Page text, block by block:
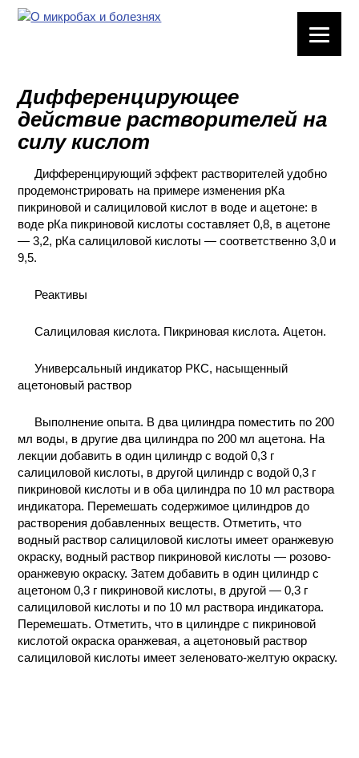
ХИМИЧЕСКАЯ
ПОСУДА
ФАКТОРЫ
МЕТОДЫ
ПРАКТИЧЕСКОЙ
ХИМИИ
ТЕХНОЛОГИЯ
КОНТАКТЫ
Дифференцирующее
действие растворителей на
силу кислот
Дифференцирующий эффект растворителей удобно
продемонстрировать на примере изменения рКа
пикриновой и салициловой кислот в воде и ацетоне: в
воде рКа пикриновой кислоты составляет 0,8, в ацетоне
— 3,2, рКа салициловой кислоты — соответственно 3,0 и
9,5.
Реактивы
Салициловая кислота. Пикриновая кислота. Ацетон.
Универсальный индикатор РКС, насыщенный
ацетоновый раствор
Выполнение опыта. В два цилиндра поместить по 200
мл воды, в другие два цилиндра по 200 мл ацетона. На
лекции добавить в один цилиндр с водой 0,3 г
салициловой кислоты, в другой цилиндр с водой 0,3 г
пикриновой кислоты и в оба цилиндра по 10 мл раствора
индикатора. Перемешать содержимое цилиндров до
растворения добавленных веществ. Отметить, что
водный раствор салициловой кислоты имеет оранжевую
окраску, водный раствор пикриновой кислоты — розово-
оранжевую окраску. Затем добавить в один цилиндр с
ацетоном 0,3 г пикриновой кислоты, в другой — 0,3 г
салициловой кислоты и по 10 мл раствора индикатора.
Перемешать. Отметить, что в цилиндре с пикриновой
кислотой окраска оранжевая, а ацетоновый раствор
салициловой кислоты имеет зеленовато-желтую окраску.